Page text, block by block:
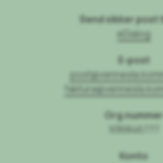
Send sikker post
eDialog
E-post
Org.nummer
936846777
Konto